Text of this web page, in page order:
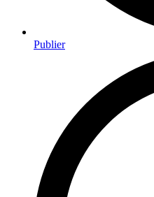
Publier